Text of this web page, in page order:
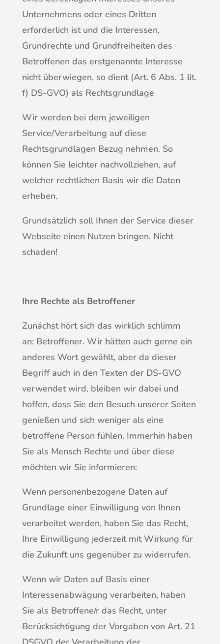
Unternehmens oder eines Dritten
erforderlich ist und die Interessen,
Grundrechte und Grundfreiheiten des
Betroffenen das erstgenannte Interesse
nicht überwiegen, so dient (Art. 6 Abs. 1 lit.
f) DS-GVO) als Rechtsgrundlage
Wir werden bei dem jeweiligen
Service/Verarbeitung auf diese
Rechtsgrundlagen Bezug nehmen. So
können Sie leichter nachvollziehen, auf
welcher rechtlichen Basis wir die Daten
erheben.
Grundsätzlich soll Ihnen der Service dieser
Webseite einen Nutzen bringen. Nicht
schaden!
Ihre Rechte als Betroffener
Zunächst hört sich das wirklich schlimm
an: Betroffener. Wir hätten auch gerne ein
anderes Wort gewählt, aber da dieser
Begriff auch in den Texten der DS-GVO
verwendet wird, bleiben wir dabei und
hoffen, dass Sie den Besuch unserer Seiten
genießen und sich weniger als eine
betroffene Person fühlen. Immerhin haben
Sie als Mensch Rechte und über diese
möchten wir Sie informieren:
Wenn personenbezogene Daten auf
Grundlage einer Einwilligung von Ihnen
verarbeitet werden, haben Sie das Recht,
Ihre Einwilligung jederzeit mit Wirkung für
die Zukunft uns gegenüber zu widerrufen.
Wenn wir Daten auf Basis einer
Interessenabwägung verarbeiten, haben
Sie als Betroffene/r das Recht, unter
Berücksichtigung der Vorgaben von Art. 21